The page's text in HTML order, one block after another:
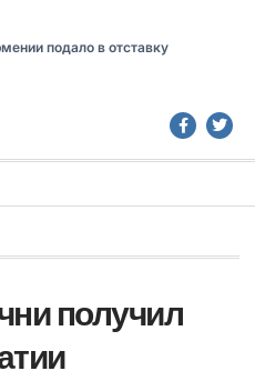
подало в отставку
получил